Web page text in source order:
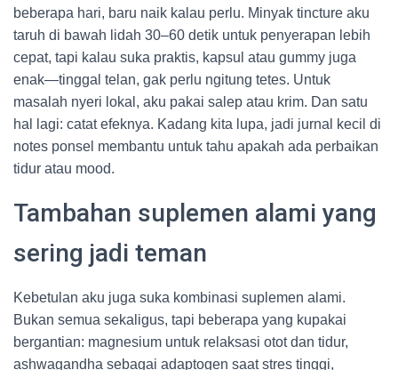
beberapa hari, baru naik kalau perlu. Minyak tincture aku
taruh di bawah lidah 30–60 detik untuk penyerapan lebih
cepat, tapi kalau suka praktis, kapsul atau gummy juga
enak—tinggal telan, gak perlu ngitung tetes. Untuk
masalah nyeri lokal, aku pakai salep atau krim. Dan satu
hal lagi: catat efeknya. Kadang kita lupa, jadi jurnal kecil di
notes ponsel membantu untuk tahu apakah ada perbaikan
tidur atau mood.
Tambahan suplemen alami yang
sering jadi teman
Kebetulan aku juga suka kombinasi suplemen alami.
Bukan semua sekaligus, tapi beberapa yang kupakai
bergantian: magnesium untuk relaksasi otot dan tidur,
ashwagandha sebagai adaptogen saat stres tinggi,